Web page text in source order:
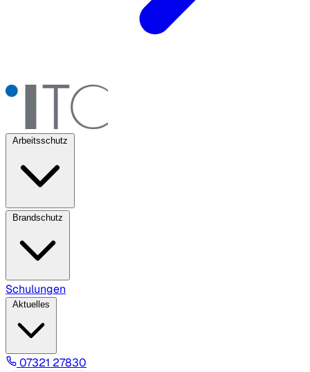
Arbeitsschutz
Brandschutz
Schulungen
Aktuelles
07321 27830